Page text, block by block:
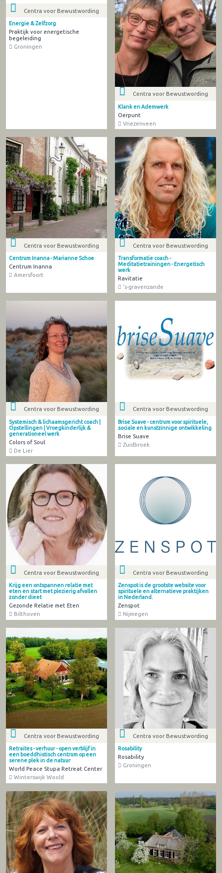
Centra voor Bewustwording
Energie & Zelfzorg
Praktijk voor energetische
begeleiding
Groningen
Centra voor Bewustwording
Klank en Ademwerk
Oerpunt
Vriezenveen
Centra voor Bewustwording
Centrum Inanna - Marianne Schoe
Centrum Inanna
Amersfoort
Centra voor Bewustwording
Transformatie coach -
Meditatietrainingen - Energetisch
werk
Ravitatie
's-gravenzande
Centra voor Bewustwording
Systemisch & lichaamsgericht coach |
Opstellingen | Vroegkinderlijk &
generationeel werk
Colors of Soul
De Lier
Centra voor Bewustwording
Brise Suave - centrum voor spirituele,
sociale en kunstzinnige ontwikkeling
Brise Suave
Zuidbroek
Centra voor Bewustwording
Krijg een ontspannen relatie met
eten en start met plezierig afvallen
zonder dieet
Gezonde Relatie met Eten
Bilthoven
Centra voor Bewustwording
Zenspot is de grootste website voor
spirituele en alternatieve praktijken
in Nederland.
Zenspot
Nijmegen
Centra voor Bewustwording
Retraites - verhuur - open verblijf in
een boeddhistisch centrum op een
serene plek in de natuur
World Peace Stupa Retreat Center
Winterswijk Woold
Centra voor Bewustwording
Rosability
Rosability
Groningen